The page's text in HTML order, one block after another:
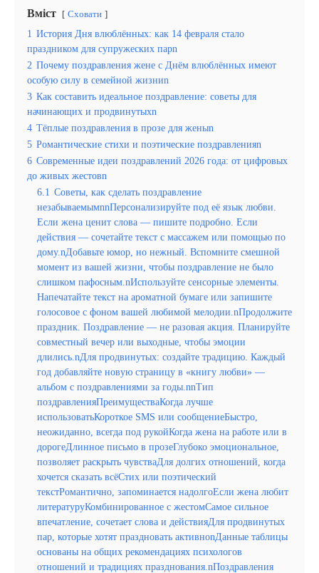
Вміст Сховати
1 История Дня влюблённых: как 14 февраля стало
праздником для супружеских парn
2 Почему поздравления жене с Днём влюблённых имеют
особую силу в семейной жизниn
3 Как составить идеальное поздравление: советы для
начинающих и продвинутыхn
4 Тёплые поздравления в прозе для женыn
5 Романтические стихи и поэтические поздравленияn
6 Современные идеи поздравлений 2026 года: от цифровых
до живых жестовn
6.1 Советы, как сделать поздравление
незабываемымnnПерсонализируйте под её язык любви.
Если жена ценит слова — пишите подробно. Если
действия — сочетайте текст с массажем или помощью по
дому.nДобавьте юмор, но нежный. Вспомните смешной
момент из вашей жизни, чтобы поздравление не было
слишком пафосным.nИспользуйте сенсорные элементы.
Напечатайте текст на ароматной бумаге или запишите
голосовое с фоном вашей любимой мелодии.nПродолжите
праздник. Поздравление — не разовая акция. Планируйте
совместный вечер или выходные, чтобы эмоции
длились.nДля продвинутых: создайте традицию. Каждый
год добавляйте новую страницу в «книгу любви» —
альбом с поздравлениями за годы.nnТип
поздравленияПреимуществаКогда лучше
использоватьКороткое SMS или сообщениеБыстро,
неожиданно, всегда под рукойКогда жена на работе или в
дорогеДлинное письмо в прозеГлубоко эмоциональное,
позволяет раскрыть чувстваДля долгих отношений, когда
хочется сказать всёСтих или поэтический
текстРомантично, запоминается надолгоЕсли жена любит
литературуКомбинированное с жестомСамое сильное
впечатление, сочетает слова и действияДля продвинутых
пар, которые хотят праздновать активноnДанные таблицы
основаны на общих рекомендациях психологов
отношений и традициях празднования.nПоздравления